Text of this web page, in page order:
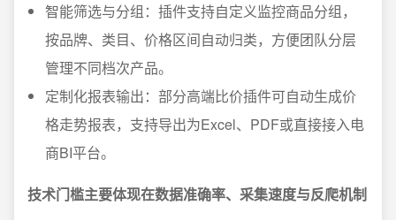
智能筛选与分组：插件支持自定义监控商品分组，
按品牌、类目、价格区间自动归类，方便团队分层
管理不同档次产品。
定制化报表输出：部分高端比价插件可自动生成价
格走势报表，支持导出为Excel、PDF或直接接入电
商BI平台。
技术门槛主要体现在数据准确率、采集速度与反爬机制